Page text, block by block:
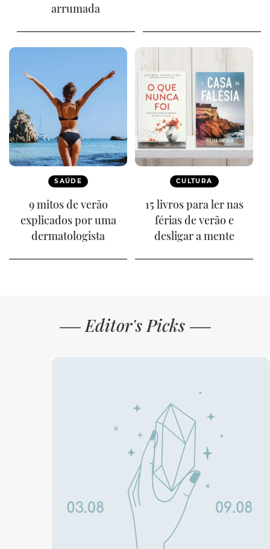
arrumada
SAÚDE
9 mitos de verão
explicados por uma
dermatologista
CULTURA
15 livros para ler nas
férias de verão e
desligar a mente
Editor's Picks